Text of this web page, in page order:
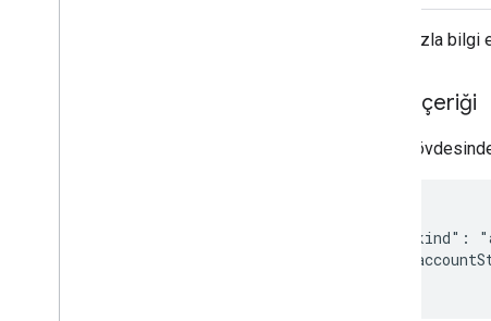
Daha fazla bilgi
İstek içeriği
İstek
"kind":